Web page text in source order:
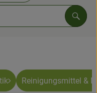
oder
Reinigungsmittel &